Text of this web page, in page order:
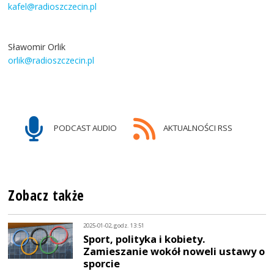
kafel@radioszczecin.pl
Sławomir Orlik
orlik@radioszczecin.pl
PODCAST AUDIO AKTUALNOŚCI RSS
Zobacz także
2025-01-02, godz. 13:51
Sport, polityka i kobiety.
Zamieszanie wokół noweli ustawy o
sporcie